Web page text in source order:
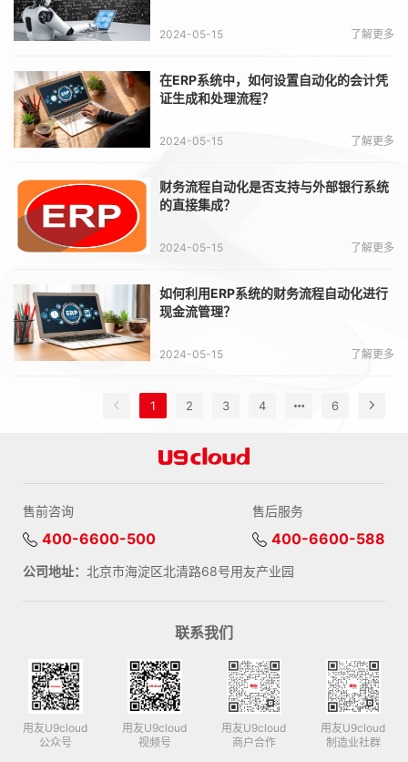
2024-05-15 了解更多
在ERP系统中，如何设置自动化的会计凭
证生成和处理流程？
2024-05-15 了解更多
财务流程自动化是否支持与外部银行系统
的直接集成？
2024-05-15 了解更多
如何利用ERP系统的财务流程自动化进行
现金流管理？
2024-05-15 了解更多
1 2 3 4 6
售前咨询
400-6600-500
售后服务
400-6600-588
公司地址： 北京市海淀区北清路68号用友产业园
联系我们
用友U9cloud
公众号
用友U9cloud
视频号
用友U9cloud
商户合作
用友U9cloud
制造业社群